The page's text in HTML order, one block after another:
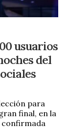
usuarios
del
para
final, en la
confirmada